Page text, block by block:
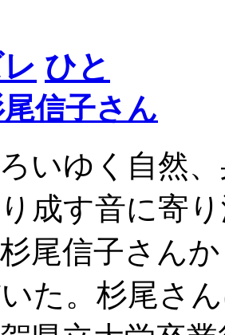
ひと
信子さん
いゆく自然
成す音に寄
尾信子さん
た。杉尾さ